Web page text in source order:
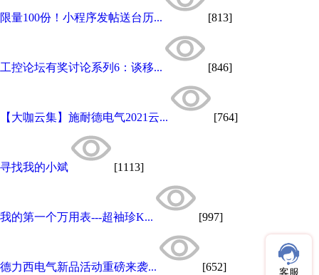
限量100份！小程序发帖送台历... [813]
工控论坛有奖讨论系列6：谈移... [846]
【大咖云集】施耐德电气2021云... [764]
寻找我的小斌 [1113]
我的第一个万用表---超袖珍K... [997]
德力西电气新品活动重磅来袭... [652] 客服